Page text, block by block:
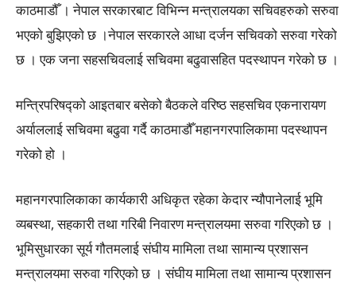
काठमाडौँ । नेपाल सरकारबाट विभिन्न मन्त्रालयका सचिवहरुकाे सरुवा
भएकाे बुझिएकाे छ ।नेपाल सरकारले आधा दर्जन सचिवको सरुवा गरेको
छ । एक जना सहसचिवलाई सचिवमा बढुवासहित पदस्थापन गरेको छ ।
मन्त्रिपरिषद्को आइतबार बसेको बैठकले वरिष्ठ सहसचिव एकनारायण
अर्याललाई सचिवमा बढुवा गर्दै काठमाडौँ महानगरपालिकामा पदस्थापन
गरेको हो ।
महानगरपालिकाका कार्यकारी अधिकृत रहेका केदार न्यौपानेलाई भूमि
व्यबस्था, सहकारी तथा गरिबी निवारण मन्त्रालयमा सरुवा गरिएको छ ।
भूमिसुधारका सूर्य गौतमलाई संघीय मामिला तथा सामान्य प्रशासन
मन्त्रालयमा सरुवा गरिएको छ । संघीय मामिला तथा सामान्य प्रशासन